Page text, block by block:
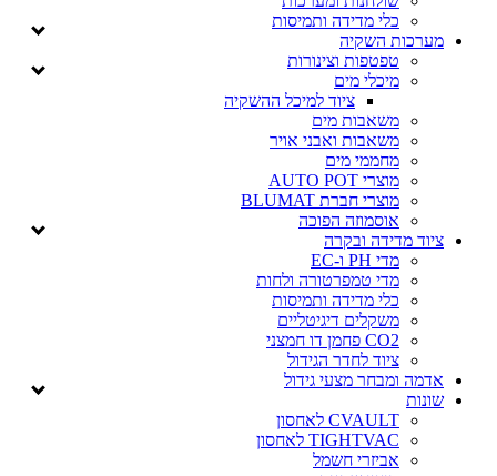
כלי מדידה ותמיסות
מערכות השקיה
טפטפות וצינורות
מיכלי מים
ציוד למיכל ההשקיה
משאבות מים
משאבות ואבני אויר
מחממי מים
מוצרי AUTO POT
מוצרי חברת BLUMAT
אוסמוזה הפוכה
ציוד מדידה ובקרה
מדי PH ו-EC
מדי טמפרטורה ולחות
כלי מדידה ותמיסות
משקלים דיגיטליים
CO2 פחמן דו חמצני
ציוד לחדר הגידול
אדמה ומבחר מצעי גידול
שונות
CVAULT לאחסון
TIGHTVAC לאחסון
אביזרי חשמל